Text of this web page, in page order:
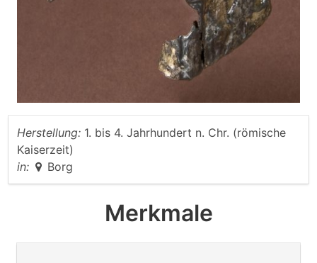
Herstellung: 1. bis 4. Jahrhundert n. Chr. (römische
Kaiserzeit)
in:
Borg
Merkmale